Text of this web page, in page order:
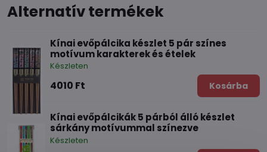
Alternatív termékek
Kínai evőpálcika készlet 5 pár színes
motívum karakterek és ételek
Készleten
4010 Ft Kosárba
Kínai evőpálcikák 5 párból álló készlet
sárkány motívummal színezve
Készleten